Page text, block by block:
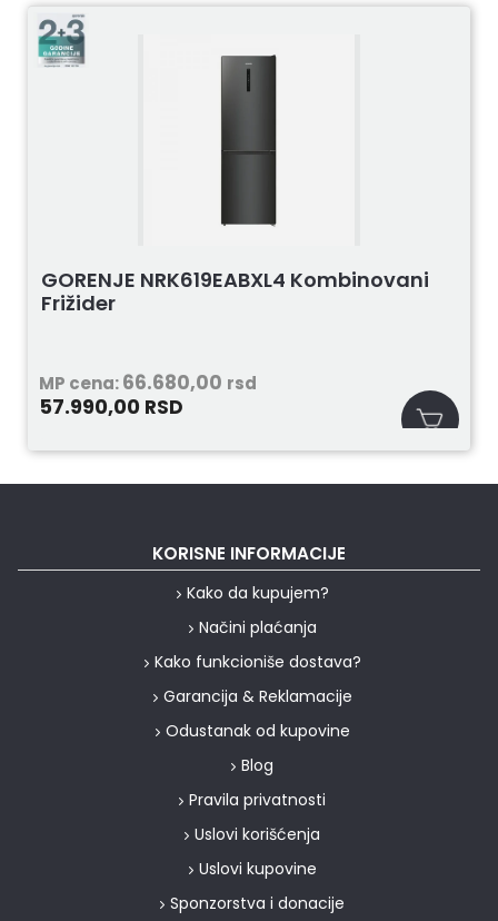
GORENJE NRK619EABXL4 Kombinovani
Frižider
MP cena:66.680,00 rsd
57.990,00 RSD
KORISNE INFORMACIJE
Kako da kupujem?
Načini plaćanja
Kako funkcioniše dostava?
Garancija & Reklamacije
Odustanak od kupovine
Blog
Pravila privatnosti
Uslovi korišćenja
Uslovi kupovine
Sponzorstva i donacije